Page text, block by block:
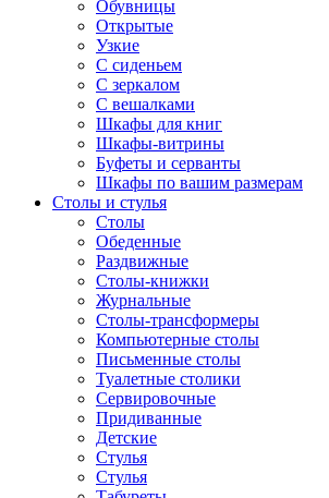
Обувницы
Открытые
Узкие
С сиденьем
С зеркалом
С вешалками
Шкафы для книг
Шкафы-витрины
Буфеты и серванты
Шкафы по вашим размерам
Столы и стулья
Столы
Обеденные
Раздвижные
Столы-книжки
Журнальные
Столы-трансформеры
Компьютерные столы
Письменные столы
Туалетные столики
Сервировочные
Придиванные
Детские
Стулья
Стулья